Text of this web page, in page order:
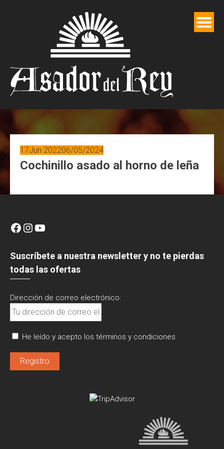
17Jun 202206/05/2024
Cochinillo asado al horno de leña
Facebook
Instagram
YouTube
Suscríbete a nuestra newsletter y no te pierdas
todas las ofertas
Dirección de correo electrónico:
He leído y acepto los términos y condiciones